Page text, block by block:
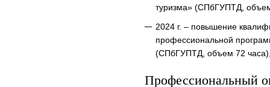
туризма» (СПбГУПТД,
2024 г. – повышение
профессиональной
(СПбГУПТД, объем 72
Профессиональный